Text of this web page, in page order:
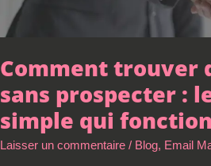
Comment trouver
sans prospecter :
simple qui
Laisser un commentaire / Blog, Email
fonctionne
vraiment